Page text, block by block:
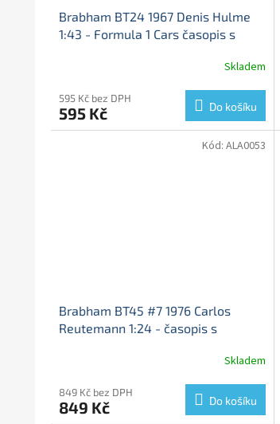
Brabham BT24 1967 Denis Hulme
1:43 - Formula 1 Cars časopis s
Denis Hulme - kovový model auta
Skladem
595 Kč bez DPH
595 Kč Do košíku
Brabham BT45 #7 1976 Carlos
Reutemann 1:24 - časopis s
Skladem
849 Kč bez DPH
849 Kč Do košíku
Kód: ALA0053